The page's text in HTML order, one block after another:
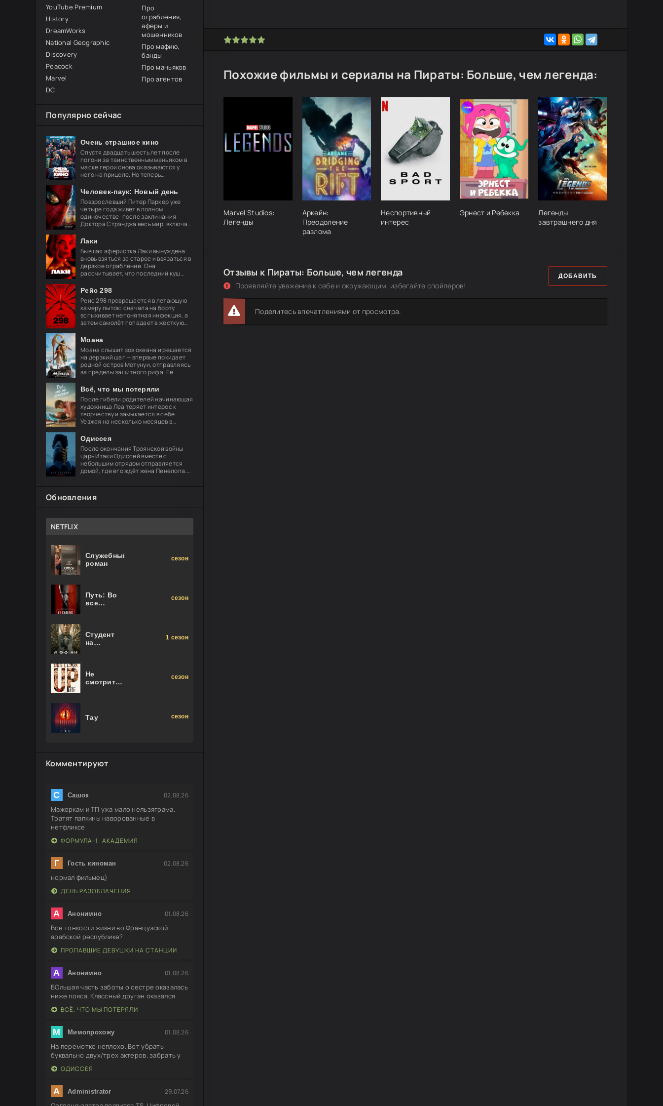
YouTube Premium
History
DreamWorks
National Geographic
Discovery
Peacock
Marvel
DC
Про
ограбления,
аферы и
мошенников
Про мафию,
банды
Про маньяков
Про агентов
Популярно сейчас
Очень страшное кино
Спустя двадцать шесть лет после
погони за таинственным маньяком в
маске герои снова оказываются у
него на прицеле. Но теперь
работают, и вырваться из нового
кошмара
Человек-паук: Новый день
Повзрослевший Питер Паркер уже
четыре года живет в полном
одиночестве: после заклинания
Доктора Стрэнджа весь мир, включая
Он целиком посвящает себя защите
Лаки
Бывшая аферистка Лаки вынуждена
вновь взяться за старое и ввязаться в
дерзкое ограбление. Она
рассчитывает, что последний куш
навсегда порвать с преступным
миром, но план
Рейс 298
Рейс 298 превращается в летающую
камеру пыток: сначала на борту
вспыхивает непонятная инфекция, а
затем самолёт попадает в жёсткую
странные огни — и это только
Моана
Моана слышит зов океана и решается
на дерзкий шаг — впервые покидает
родной остров Мотунуи, отправляясь
за пределы защитного рифа. Её
Мауи, чья слава гремит по всем
Всё, что мы потеряли
После гибели родителей начинающая
художница Леа теряет интерес к
творчеству и замыкается в себе.
Уезжая на несколько месяцев в
друга Акселя позаботиться о
девушке.
Одиссея
После окончания Троянской войны
царь Итаки Одиссей вместе с
небольшим отрядом отправляется
домой, где его ждёт жена Пенелопа.
Обновления
NETFLIX
Служебный
роман
сезон
Путь: Во
все
сезон
Студент
на
1 сезон
Не
смотрите
сезон
Тау сезон
Комментируют
С Сашок 02.08.26
Мажоркам и ТП ужа мало нельзяграма.
Тратят папкины наворованные в
нетфликсе
ФОРМУЛА-1: АКАДЕМИЯ
Г Гость киноман 02.08.26
нормал фильмец)
ДЕНЬ РАЗОБЛАЧЕНИЯ
А Анонимно 01.08.26
Все тонкости жизни во Французской
арабской республике?
ПРОПАВШИЕ ДЕВУШКИ НА СТАНЦИИ
А Анонимно 01.08.26
БОльшая часть заботы о сестре оказалась
ниже пояса. Классный друган оказался
ВСЁ, ЧТО МЫ ПОТЕРЯЛИ
М Мимопрохожу 01.08.26
На перемотке неплохо. Вот убрать
буквально двух/трех актеров, забрать у
ОДИССЕЯ
A Administrator 29.07.26
1
Похожие фильмы и сериалы на Пираты: Больше, чем легенда:
Marvel Studios:
Легенды
Аркейн:
Преодоление
разлома
Неспортивный
интерес
Эрнест и Ребекка
Легенды
завтрашнего дня
Отзывы к Пираты: Больше, чем легенда
Проявляйте уважение к себе и окружающим, избегайте спойлеров!
ДОБАВИТЬ
Поделитесь впечатлениями от просмотра.